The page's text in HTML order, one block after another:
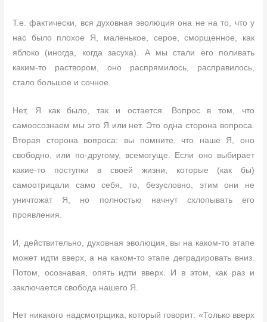
Т.е. фактически, вся духовная эволюция она не на то, что у
нас было плохое Я, маленькое, серое, сморщенное, как
яблоко (иногда, когда засуха). А мы стали его поливать
каким-то раствором, оно распрямилось, расправилось,
стало большое и сочное.
Нет, Я как было, так и остается. Вопрос в том, что
самоосознаем мы это Я или нет. Это одна сторона вопроса.
Вторая сторона вопроса: вы помните, что наше Я, оно
свободно, или по-другому, всемогуще. Если оно выбирает
какие-то поступки в своей жизни, которые (как бы)
самоотрицали само себя, то, безусловно, этим они не
уничтожат Я, но полностью начнут схлопывать его
проявления.
И, действительно, духовная эволюция, вы на каком-то этапе
может идти вверх, а на каком-то этапе деградировать вниз.
Потом, осознавая, опять идти вверх. И в этом, как раз и
заключается свобода нашего Я.
Нет никакого надсмотрщика, который говорит: «Только вверх